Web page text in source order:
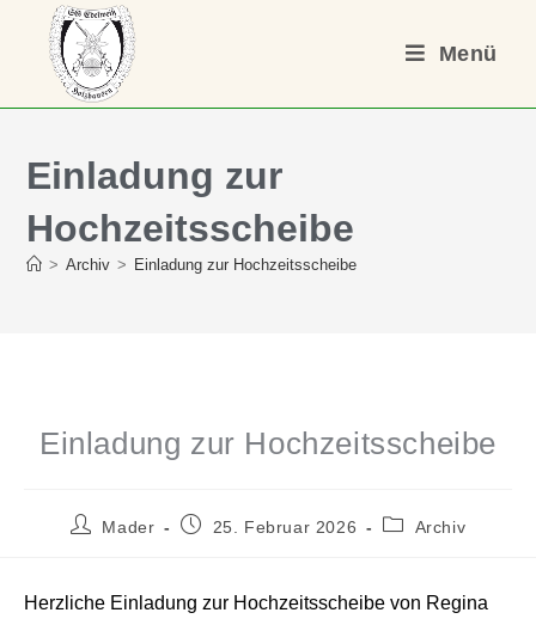
Menü
Einladung zur
Hochzeitsscheibe
> Archiv > Einladung zur Hochzeitsscheibe
Einladung zur Hochzeitsscheibe
Mader 25. Februar 2026 Archiv
Herzliche Einladung zur Hochzeitsscheibe von Regina